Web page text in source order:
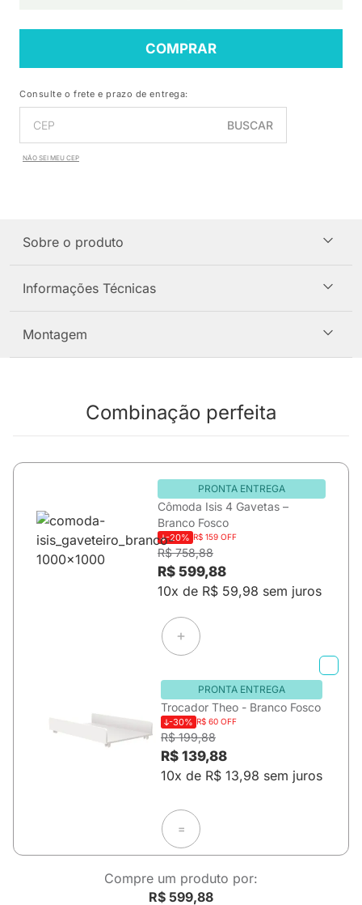
COMPRAR
Consulte o frete e prazo de entrega:
BUSCAR
NÃO SEI MEU CEP
Sobre o produto
Informações Técnicas
Montagem
Combinação perfeita
PRONTA ENTREGA
Cômoda Isis 4 Gavetas –
Branco Fosco
-20% R$ 159 OFF
R$ 758,88
R$ 599,88
10x de R$ 59,98 sem juros
PRONTA ENTREGA
Trocador Theo - Branco Fosco
-30% R$ 60 OFF
R$ 199,88
R$ 139,88
10x de R$ 13,98 sem juros
=
Compre um produto por:
R$ 599,88